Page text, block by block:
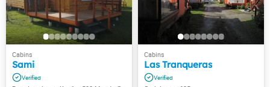
Sami Las Tranqueras